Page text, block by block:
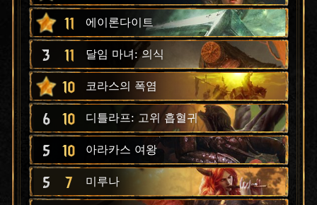
11 에이론다이트
3 11 달임 마녀: 의식
10 코라스의 폭염
6 10 디틀라프: 고위 흡혈귀
5 10 아라카스 여왕
5 7 미루나